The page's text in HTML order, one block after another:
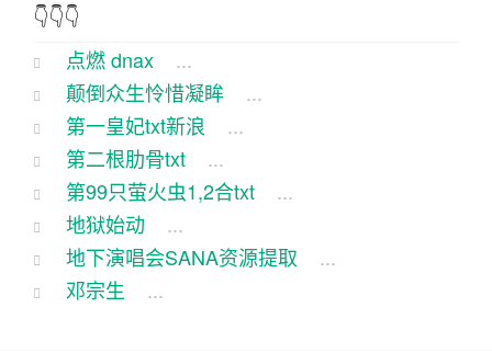
只当是个玩笑。
这天，村里的调皮鬼小虎又闹腾开了。他听说了 dn
ax 的传说，心想：“这事儿得试试看！”于是，他开
始四处搜集关于 dnax 的线索。
小虎跑遍了村里的每一户人家，问遍了认识的每一
个人，可大家都摇头：“那玩意儿哪那么容易找到，
你个小孩别做梦了！”小虎不心，继续四处打听。
👇👇👇
点燃 dnax
...
颠倒众生怜惜凝眸
...
第一皇妃txt新浪
...
第二根肋骨txt
...
第99只萤火虫1,2合txt
...
地狱始动
...
地下演唱会SANA资源提取
...
邓宗生
...